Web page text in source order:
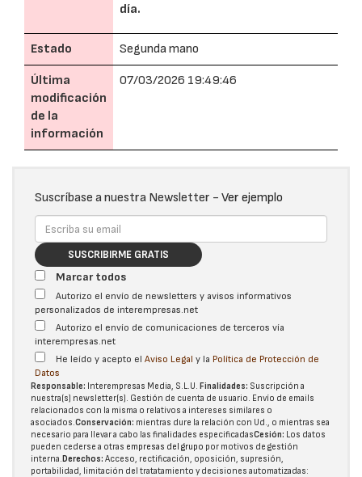
día.
Estado Segunda mano
Última
modificación
de la
información
07/03/2026 19:49:46
Suscríbase a nuestra Newsletter - Ver ejemplo
SUSCRIBIRME GRATIS
Marcar todos
Autorizo el envío de newsletters y avisos informativos
personalizados de interempresas.net
Autorizo el envío de comunicaciones de terceros vía
interempresas.net
He leído y acepto el Aviso Legal y la Política de Protección de
Datos
Responsable: Interempresas Media, S.L.U. Finalidades: Suscripción a
nuestra(s) newsletter(s). Gestión de cuenta de usuario. Envío de emails
relacionados con la misma o relativos a intereses similares o
asociados.Conservación: mientras dure la relación con Ud., o mientras sea
necesario para llevar a cabo las finalidades especificadasCesión: Los datos
pueden cederse a otras empresas del grupo por motivos de gestión
interna.Derechos: Acceso, rectificación, oposición, supresión,
portabilidad, limitación del tratatamiento y decisiones automatizadas: